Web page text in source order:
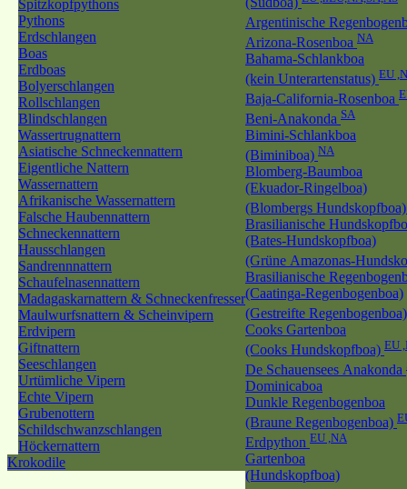
Spitzkopfpythons
Pythons
Erdschlangen
Boas
Erdboas
Bolyerschlangen
Rollschlangen
Blindschlangen
Wassertrugnattern
Asiatische Schneckennattern
Eigentliche Nattern
Wassernattern
Afrikanische Wassernattern
Falsche Haubennattern
Schneckennattern
Hausschlangen
Sandrennnattern
Schaufelnasennattern
Madagaskarnattern & Schneckenfresser
Maulwurfsnattern & Scheinvipern
Erdvipern
Giftnattern
Seeschlangen
Urtümliche Vipern
Echte Vipern
Grubenottern
Schildschwanzschlangen
Höckernattern
Krokodile
Argentinische
Arizona-Rosenboa NA
Bahama-Schlankboa
(kein Unterartenstatus) EU
Baja-California-Rosenboa
Beni-Anakonda SA
Bimini-Schlankboa
(Biminiboa) NA
Blomberg-Baumboa
(Ekuador-Ringelboa)
(Blombergs
Brasilianische
(Bates-Hundskopfboa)
(Grüne Amazonas-
Brasilianische
(Caatinga-Regenbogenboa)
(Gestreifte
Cooks Gartenboa
(Cooks Hundskopfboa) EU
De Schauensees Anakonda
Dominicaboa
Dunkle Regenbogenboa
(Braune Regenbogenboa)
Erdpython EU ,NA
Gartenboa
(Hundskopfboa)